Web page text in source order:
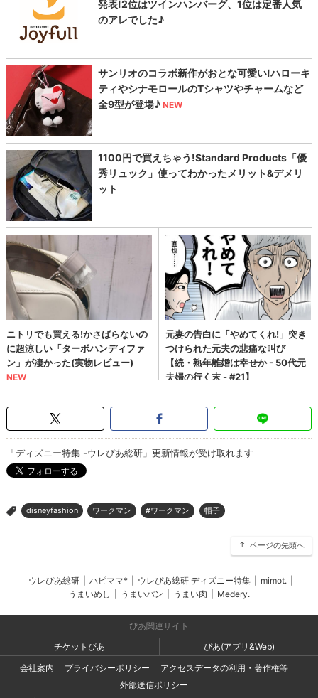
「ディズニー特集 -ウレぴあ総研」更新情報が受け取れます
> disneyfashion ワークマン #ワークマン 帽子
ページの先頭へ
ウレぴあ総研 ハピママ* ウレぴあ総研 ディズニー特集 mimot.
うまいめし
うまいパン うまい肉 Medery.
ぴあ関連サイト
チケットぴあ
ぴあ(アプリ&Web)
会社案内
プライバシーポリシー
アクセスデータの利用・著作権等
外部送信ポリシー